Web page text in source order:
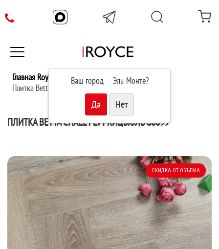
Ваш город —Эль-Монте?
Главная Royce
Каталог
Плитка Betta Chalet LVT Кицбюль G8099
ПЛИТКА BETTA CHALET LVT КИЦБЮЛЬ G8099
СКИДКА ОТ ОБЪЕМА